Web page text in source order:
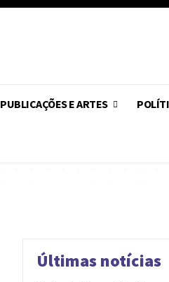
PUBLICAÇÕES E ARTES
Últimas notícias